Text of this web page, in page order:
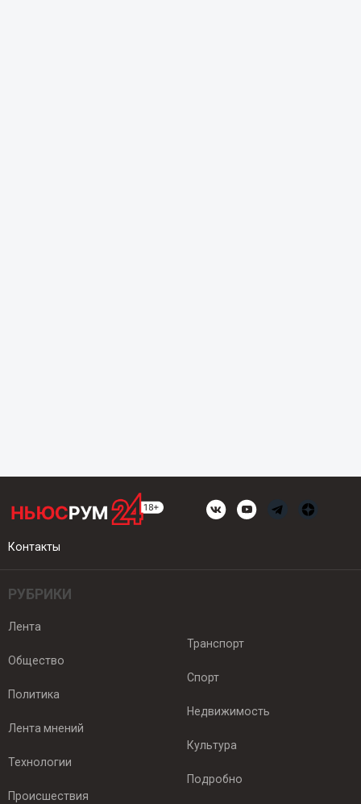
Контакты
РУБРИКИ
Лента
Общество
Политика
Лента мнений
Технологии
Происшествия
Транспорт
Спорт
Недвижимость
Культура
Подробно